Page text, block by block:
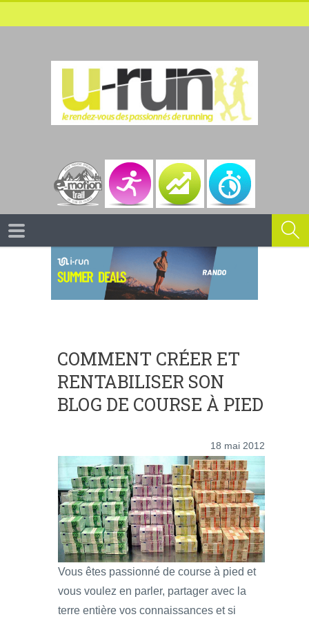
COMMENT CRÉER ET
RENTABILISER SON
BLOG DE COURSE À PIED
18 mai 2012
Vous êtes passionné de course à pied et
vous voulez en parler, partager avec la
terre entière vos connaissances et si